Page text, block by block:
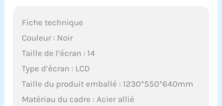
Fiche technique
Couleur : Noir
Taille de l’écran : 14
Type d’écran : LCD
Taille du produit emballé : 1230*550*640mm
Matériau du cadre : Acier allié